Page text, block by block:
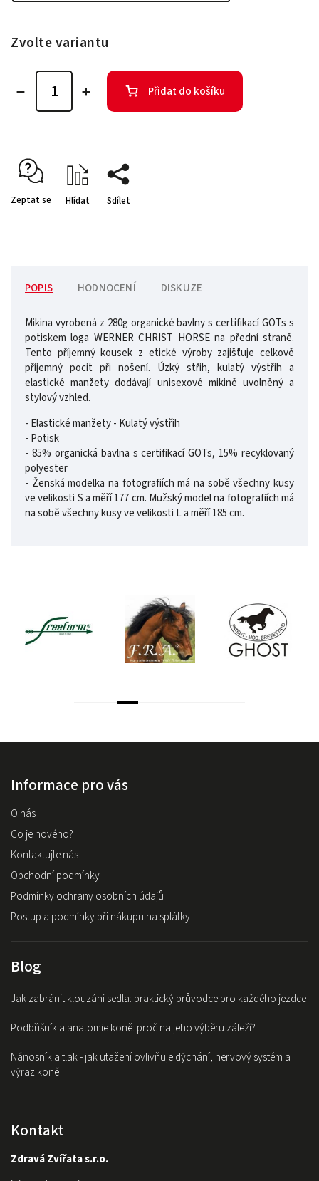
Zvolte variantu
Přidat do košíku
Zeptat se Hlídat Sdílet
POPIS HODNOCENÍ DISKUZE
Mikina vyrobená z 280g organické bavlny s certifikací GOTs s
potiskem loga WERNER CHRIST HORSE na přední straně.
Tento příjemný kousek z etické výroby zajišťuje celkově
příjemný pocit při nošení. Úzký střih, kulatý výstřih a
elastické manžety dodávají unisexové mikině uvolněný a
stylový vzhled.
- Elastické manžety - Kulatý výstřih
- Potisk
- 85% organická bavlna s certifikací GOTs, 15% recyklovaný
polyester
- Ženská modelka na fotografiích má na sobě všechny kusy
ve velikosti S a měří 177 cm. Mužský model na fotografiích má
na sobě všechny kusy ve velikosti L a měří 185 cm.
Informace pro vás
O nás
Co je nového?
Kontaktujte nás
Obchodní podmínky
Podmínky ochrany osobních údajů
Postup a podmínky při nákupu na splátky
Blog
Jak zabránit klouzání sedla: praktický průvodce pro každého jezdce
Podbřišník a anatomie koně: proč na jeho výběru záleží?
Nánosník a tlak - jak utažení ovlivňuje dýchání, nervový systém a
výraz koně
Kontakt
Zdravá Zvířata s.r.o.